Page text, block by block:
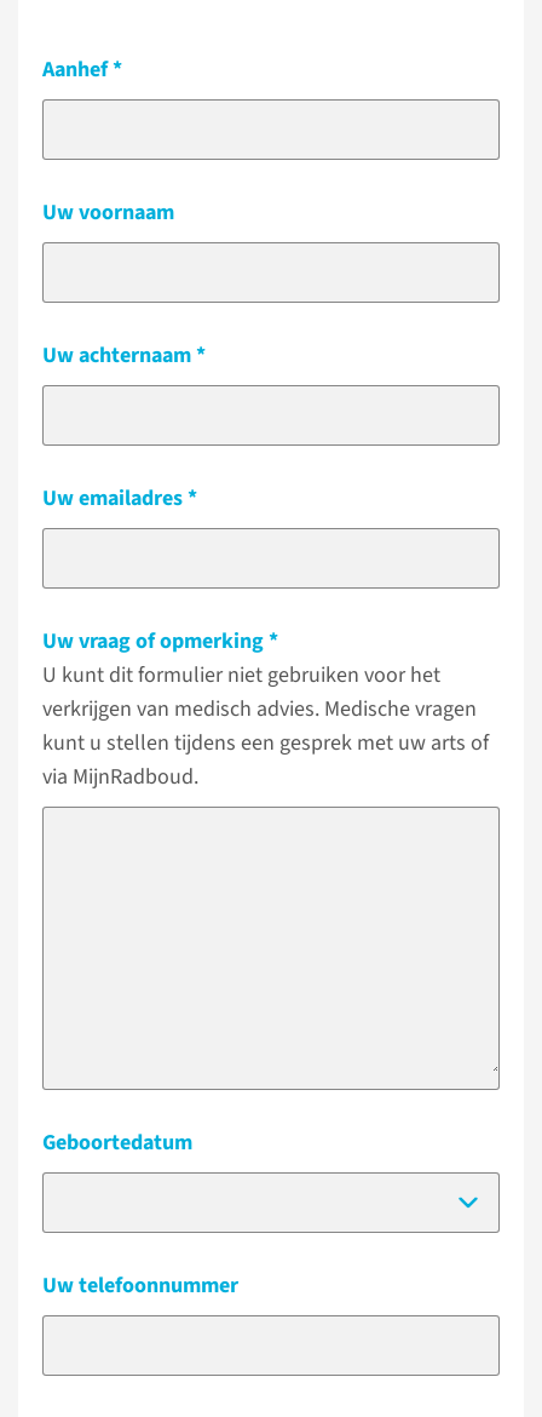
Aanhef
Uw voornaam
Uw achternaam
Uw emailadres
Uw vraag of opmerking
U kunt dit formulier niet gebruiken voor het
verkrijgen van medisch advies. Medische vragen
kunt u stellen tijdens een gesprek met uw arts of
via MijnRadboud.
Geboortedatum
Uw telefoonnummer